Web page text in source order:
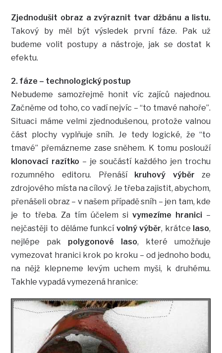
Zjednodušit obraz a zvýraznit tvar džbánu a listu.
Takový by měl být výsledek první fáze. Pak už
budeme volit postupy a nástroje, jak se dostat k
efektu.
2. fáze – technologický postup
Nebudeme samozřejmě honit víc zajíců najednou.
Začněme od toho, co vadí nejvíc – “to tmavé nahoře”.
Situaci máme velmi zjednodušenou, protože valnou
část plochy vyplňuje sníh. Je tedy logické, že “to
tmavé” přemázneme zase sněhem. K tomu poslouží
klonovací razítko – je součástí každého jen trochu
rozumného editoru. Přenáší kruhový výběr ze
zdrojového místa na cílový. Je třeba zajistit, abychom,
přenášeli obraz – v našem případě sníh – jen tam, kde
je to třeba. Za tím účelem sivymezíme hranici –
nejčastěji to děláme funkcí volný výběr, krátce laso,
nejlépe pak polygonové laso, které umožňuje
vymezovat hranici krok po kroku – od jednoho bodu,
na nějž klepneme levým uchem myši, k druhému.
Takhle vypadá vymezená hranice: